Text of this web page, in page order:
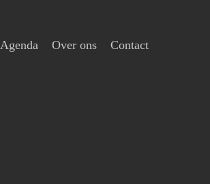
Agenda Over ons Contact